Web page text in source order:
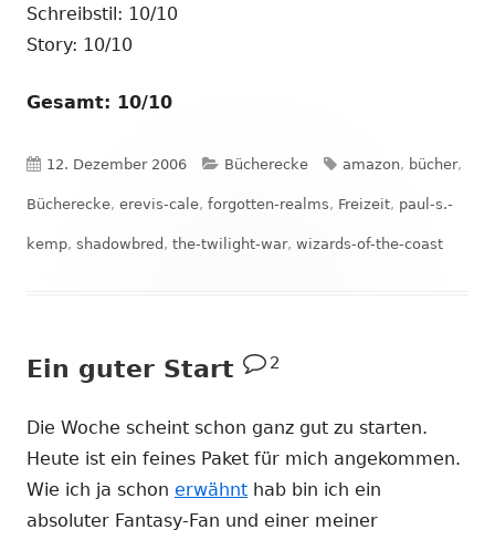
Schreibstil: 10/10
Story: 10/10
Gesamt: 10/10
Veröffentlicht
am
12. Dezember 2006 Kategorien
Bücherecke Schlagwörter
amazon, bücher,
Bücherecke, erevis-cale, forgotten-realms, Freizeit, paul-s.-
kemp, shadowbred , the-twilight-war, wizards-of-the-coast
Ein guter Start 2
Die Woche scheint schon ganz gut zu starten.
Heute ist ein feines Paket für mich angekommen.
Wie ich ja schon erwähnt hab bin ich ein
absoluter Fantasy-Fan und einer meiner